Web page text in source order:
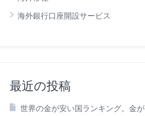
海外銀行口座開設サービス
最近の投稿
世界の金が安い国ランキング。金が